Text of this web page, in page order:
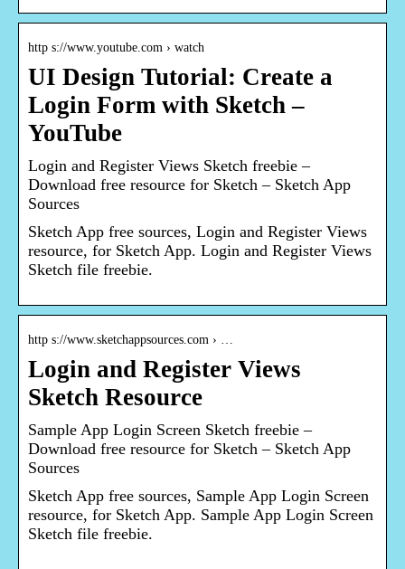
http s://www.youtube.com › watch
UI Design Tutorial: Create a
Login Form with Sketch –
YouTube
Login and Register Views Sketch freebie –
Download free resource for Sketch – Sketch App
Sources
Sketch App free sources, Login and Register Views
resource, for Sketch App. Login and Register Views
Sketch file freebie.
http s://www.sketchappsources.com › …
Login and Register Views
Sketch Resource
Sample App Login Screen Sketch freebie –
Download free resource for Sketch – Sketch App
Sources
Sketch App free sources, Sample App Login Screen
resource, for Sketch App. Sample App Login Screen
Sketch file freebie.